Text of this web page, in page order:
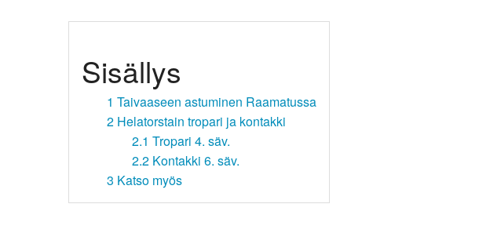
Sisällys
1 Taivaaseen astuminen Raamatussa
2 Helatorstain tropari ja kontakki
2.1 Tropari 4. säv.
2.2 Kontakki 6. säv.
3 Katso myös